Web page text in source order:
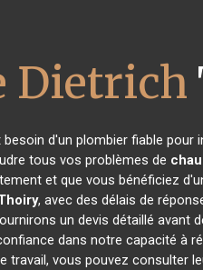
Dietrich
d'un plombier fiable pour
tous vos problèmes de
et que vous bénéficiez
, avec des délais de
un devis détaillé avant
dans notre capacité à
vous pouvez consulter